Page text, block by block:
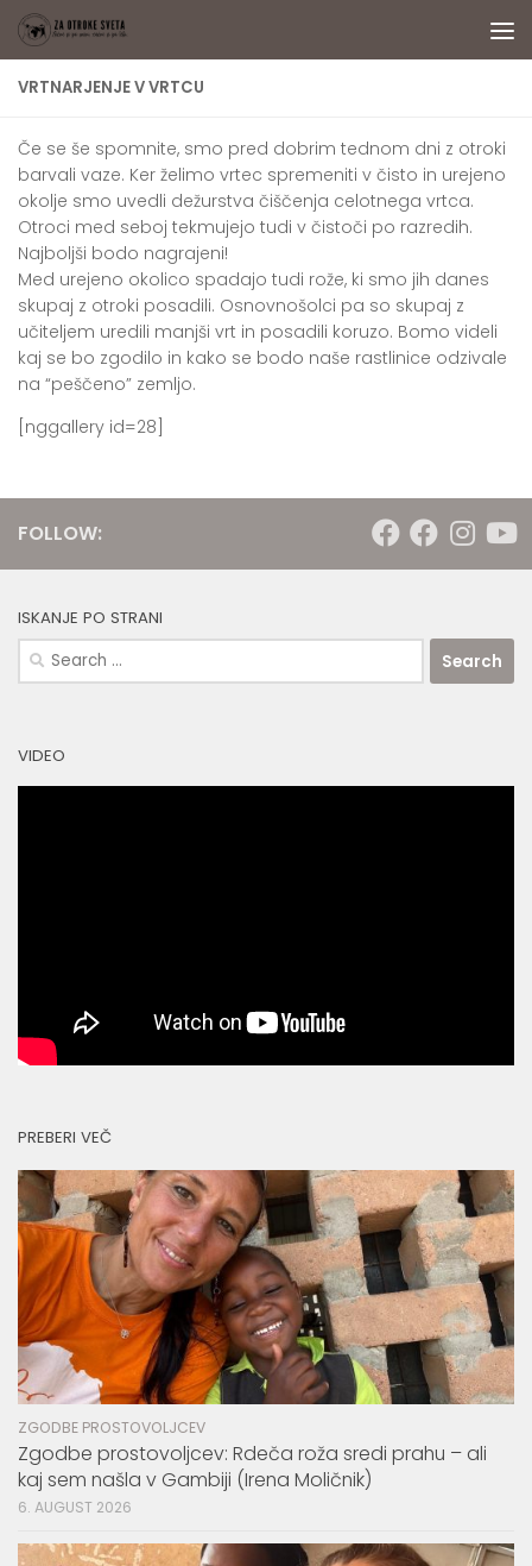
Skip to content
VRTNARJENJE V VRTCU
Če se še spomnite, smo pred dobrim tednom dni z otroki
barvali vaze. Ker želimo vrtec spremeniti v čisto in urejeno
okolje smo uvedli dežurstva čiščenja celotnega vrtca.
Otroci med seboj tekmujejo tudi v čistoči po razredih.
Najboljši bodo nagrajeni!
Med urejeno okolico spadajo tudi rože, ki smo jih danes
skupaj z otroki posadili. Osnovnošolci pa so skupaj z
učiteljem uredili manjši vrt in posadili koruzo. Bomo videli
kaj se bo zgodilo in kako se bodo naše rastlinice odzivale
na “peščeno” zemljo.
[nggallery id=28]
FOLLOW:
ISKANJE PO STRANI
Search
for:
VIDEO
PREBERI VEČ
ZGODBE PROSTOVOLJCEV
Zgodbe prostovoljcev: Rdeča roža sredi prahu – ali
kaj sem našla v Gambiji (Irena Moličnik)
6. AUGUST 2026